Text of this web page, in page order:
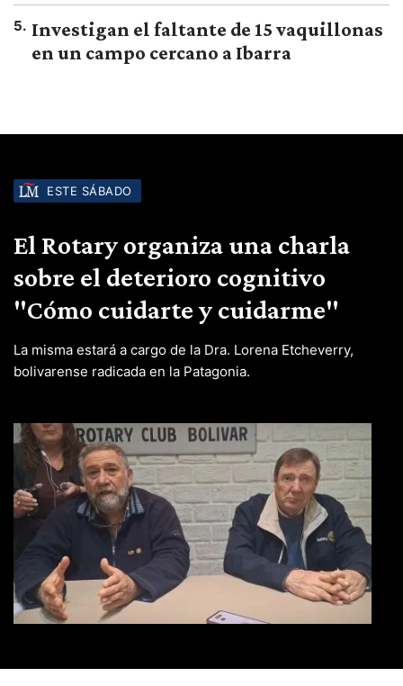
5. Investigan el faltante de 15 vaquillonas
en un campo cercano a Ibarra
ESTE SÁBADO
El Rotary organiza una charla
sobre el deterioro cognitivo
"Cómo cuidarte y cuidarme"
La misma estará a cargo de la Dra. Lorena Etcheverry,
bolivarense radicada en la Patagonia.